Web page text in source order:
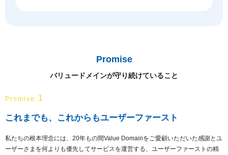
Promise
バリュードメインが守り続けていること
Promise 1
これまでも、これからもユーザーファースト
私たちの根本理念には、20年もの間Value Domainをご愛顧いただいた感謝とユ
ーザーさまを何よりも優先してサービスを運営する、ユーザーファーストの精